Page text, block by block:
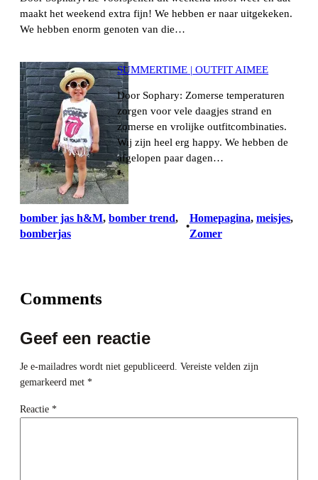
maakt het weekend extra fijn! We hebben er naar uitgekeken.
We hebben enorm genoten van die…
SUMMERTIME | OUTFIT AIMEE
Door Sophary: Zomerse temperaturen
zorgen voor vele daagjes strand en
zomerse en vrolijke outfitcombinaties.
Wij zijn heel erg happy. We hebben de
afgelopen paar dagen…
bomber jas h&M, bomber trend
bomberjas
•
Homepagina, meisjes ,
Zomer
Comments
Geef een reactie
Je e-mailadres wordt niet gepubliceerd. Vereiste velden zijn
gemarkeerd met *
Reactie *